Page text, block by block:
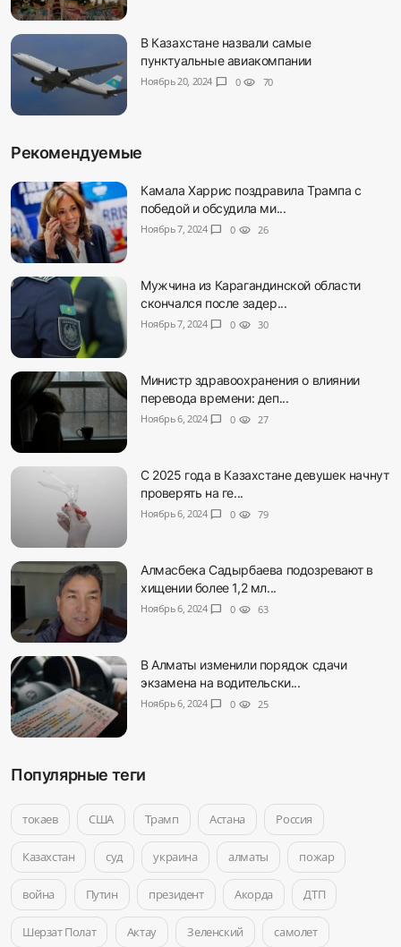
В Казахстане назвали самые
пунктуальные авиакомпании
Ноябрь 20, 2024 chat_bubble 0 visibility 70
Рекомендуемые
Камала Харрис поздравила Трампа с
победой и обсудила ми...
Ноябрь 7, 2024 chat_bubble 0 visibility 26
Мужчина из Карагандинской области
скончался после задер...
Ноябрь 7, 2024 chat_bubble 0 visibility 30
Министр здравоохранения о влиянии
перевода времени: деп...
Ноябрь 6, 2024 chat_bubble 0 visibility 27
С 2025 года в Казахстане девушек начнут
проверять на ге...
Ноябрь 6, 2024 chat_bubble 0 visibility 79
Алмасбека Садырбаева подозревают в
хищении более 1,2 мл...
Ноябрь 6, 2024 chat_bubble 0 visibility 63
В Алматы изменили порядок сдачи
экзамена на водительски...
Ноябрь 6, 2024 chat_bubble 0 visibility 25
Популярные теги
токаев США Трамп Астана Россия
Казахстан суд украина алматы пожар
война Путин президент Акорда ДТП
Шерзат Полат Актау Зеленский самолет